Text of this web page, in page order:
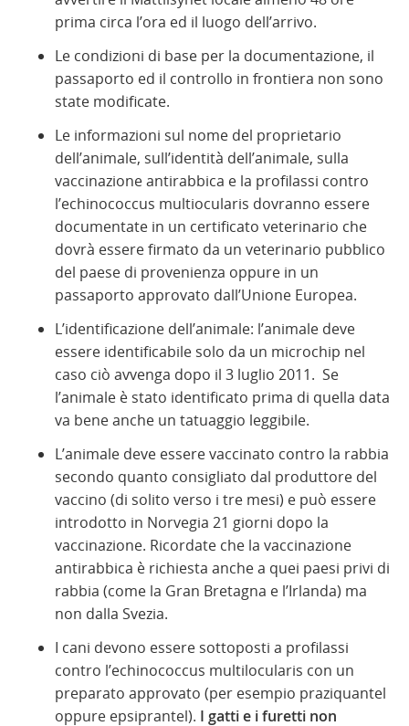
prima circa l’ora ed il luogo dell’arrivo.
Le condizioni di base per la documentazione, il
passaporto ed il controllo in frontiera non sono
state modificate.
Le informazioni sul nome del proprietario
dell’animale, sull’identità dell’animale, sulla
vaccinazione antirabbica e la profilassi contro
l’echinococcus multiocularis dovranno essere
documentate in un certificato veterinario che
dovrà essere firmato da un veterinario pubblico
del paese di provenienza oppure in un
passaporto approvato dall’Unione Europea.
L’identificazione dell’animale: l’animale deve
essere identificabile solo da un microchip nel
caso ciò avvenga dopo il 3 luglio 2011. Se
l’animale è stato identificato prima di quella data
va bene anche un tatuaggio leggibile.
L’animale deve essere vaccinato contro la rabbia
secondo quanto consigliato dal produttore del
vaccino (di solito verso i tre mesi) e può essere
introdotto in Norvegia 21 giorni dopo la
vaccinazione. Ricordate che la vaccinazione
antirabbica è richiesta anche a quei paesi privi di
rabbia (come la Gran Bretagna e l’Irlanda) ma
non dalla Svezia.
I cani devono essere sottoposti a profilassi
contro l’echinococcus multilocularis con un
preparato approvato (per esempio praziquantel
oppure epsiprantel). I gatti e i furetti non